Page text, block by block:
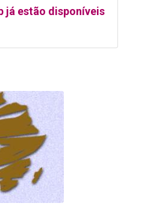
já estão disponíveis